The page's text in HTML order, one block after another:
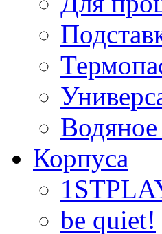
Корпуса
be quiet!